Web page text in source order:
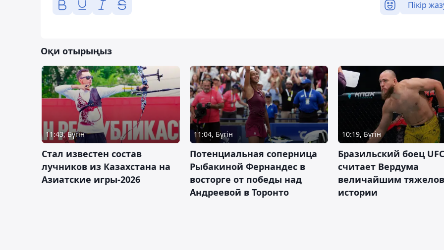
Пікір
Оқи отырыңыз
11:43, Бүгін
Стал известен состав
лучников из Казахстана на
Азиатские игры-2026
11:04, Бүгін
Потенциальная соперница
Рыбакиной Фернандес в
восторге от победы над
Андреевой в Торонто
10:19, Бүгін
Бразильский боец
считает Вердума
величайшим
истории